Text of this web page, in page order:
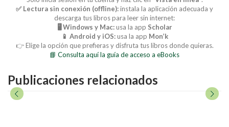
✅ Lectura sin conexión (offline):instala la aplicación adecuada y
descarga tus libros para leer sin internet:
🖥️ Windows y Mac:usa la app Scholar
📱 Android y iOS:usa la app Mon’k
👉 Elige la opción que prefieras y disfruta tus libros donde quieras.
📘 Consulta aquí la guía de acceso a eBooks
Publicaciones relacionados